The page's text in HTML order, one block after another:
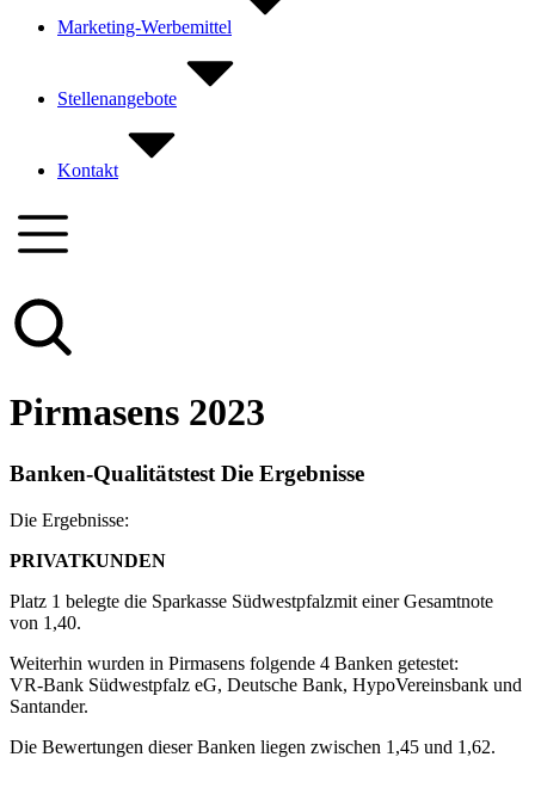
Marketing-Werbemittel
Stellenangebote
Kontakt
Pirmasens 2023
Banken-Qualitätstest Die Ergebnisse
Die Ergebnisse:
PRIVATKUNDEN
Platz 1 belegte die Sparkasse Südwestpfalzmit einer Gesamtnote
von 1,40.
Weiterhin wurden in Pirmasens folgende 4 Banken getestet:
VR-Bank Südwestpfalz eG, Deutsche Bank, HypoVereinsbank und
Santander.
Die Bewertungen dieser Banken liegen zwischen 1,45 und 1,62.